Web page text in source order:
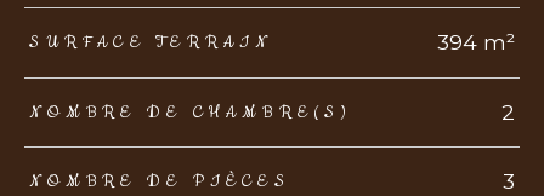
SURFACE TERRAIN 394 m²
NOMBRE DE CHAMBRE(S) 2
NOMBRE DE PIÈCES 3